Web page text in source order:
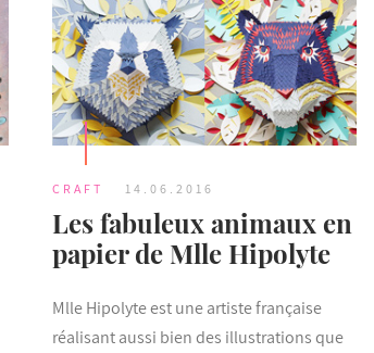
CRAFT 14.06.2016
Les fabuleux animaux en
papier de Mlle Hipolyte
Mlle Hipolyte est une artiste française
réalisant aussi bien des illustrations que